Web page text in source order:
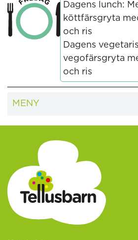
Dagens lunch:
köttfärsgryta
och ris
Dagens
vegofärsgryta
och ris
MENY